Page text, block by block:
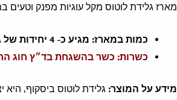
מארז גלידת לוטוס מקל עוגיות מפנק וטעים
כמות במארז: מגיע כ- 4 יחידות של גלידת לוטוס עוגיות.
כשרות: כשר בהשגחת בד״ץ חוג
מידע על המוצר: גלידת לוטוס ביסקוף,